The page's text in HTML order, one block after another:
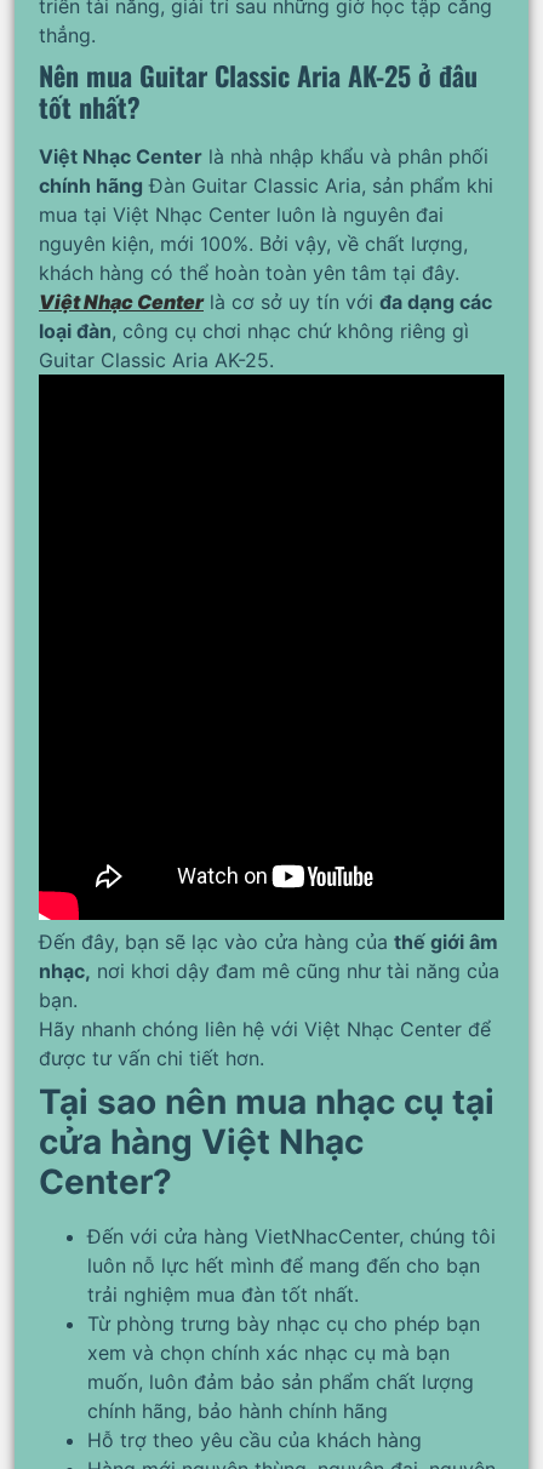
triển tài năng, giải trí sau những giờ học tập căng
thẳng.
Nên mua Guitar Classic Aria AK-25 ở đâu
tốt nhất?
Việt Nhạc Center là nhà nhập khẩu và phân phối
chính hãng Đàn Guitar Classic Aria, sản phẩm khi
mua tại Việt Nhạc Center luôn là nguyên đai
nguyên kiện, mới 100%. Bởi vậy, về chất lượng,
khách hàng có thể hoàn toàn yên tâm tại đây.
Việt Nhạc Center là cơ sở uy tín với đa dạng các
loại đàn, công cụ chơi nhạc chứ không riêng gì
Guitar Classic Aria AK-25.
Đến đây, bạn sẽ lạc vào cửa hàng của thế giới âm
nhạc, nơi khơi dậy đam mê cũng như tài năng của
bạn.
Hãy nhanh chóng liên hệ với Việt Nhạc Center để
được tư vấn chi tiết hơn.
Tại sao nên mua nhạc cụ tại
cửa hàng Việt Nhạc
Center?
Đến với cửa hàng VietNhacCenter, chúng tôi
luôn nỗ lực hết mình để mang đến cho bạn
trải nghiệm mua đàn tốt nhất.
Từ phòng trưng bày nhạc cụ cho phép bạn
xem và chọn chính xác nhạc cụ mà bạn
muốn, luôn đảm bảo sản phẩm chất lượng
chính hãng, bảo hành chính hãng
Hỗ trợ theo yêu cầu của khách hàng